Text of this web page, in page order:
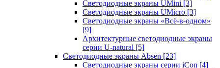
Светодиодные экраны UMini [3]
Светодиодные экраны UMicro [3]
Светодиодные экраны «Всё-в-одном»
[9]
Архитектурные светодиодные экраны
серии U-natural [5]
Светодиодные экраны Absen [23]
Светодиодные экраны серии iCon [4]